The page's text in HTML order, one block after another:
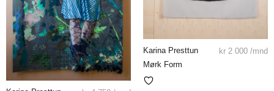
Karina Presttun
Mørk Form
kr 2 000 /mnd